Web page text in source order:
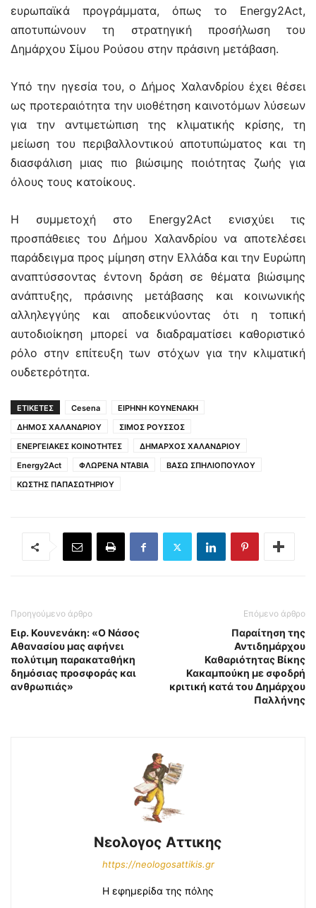
ευρωπαϊκά προγράμματα, όπως το Energy2Act,
αποτυπώνουν τη στρατηγική προσήλωση του
Δημάρχου Σίμου Ρούσου στην πράσινη μετάβαση.
Υπό την ηγεσία του, ο Δήμος Χαλανδρίου έχει θέσει
ως προτεραιότητα την υιοθέτηση καινοτόμων λύσεων
για την αντιμετώπιση της κλιματικής κρίσης, τη
μείωση του περιβαλλοντικού αποτυπώματος και τη
διασφάλιση μιας πιο βιώσιμης ποιότητας ζωής για
όλους τους κατοίκους.
Η συμμετοχή στο Energy2Act ενισχύει τις
προσπάθειες του Δήμου Χαλανδρίου να αποτελέσει
παράδειγμα προς μίμηση στην Ελλάδα και την Ευρώπη
αναπτύσσοντας έντονη δράση σε θέματα βιώσιμης
ανάπτυξης, πράσινης μετάβασης και κοινωνικής
αλληλεγγύης και αποδεικνύοντας ότι η τοπική
αυτοδιοίκηση μπορεί να διαδραματίσει καθοριστικό
ρόλο στην επίτευξη των στόχων για την κλιματική
ουδετερότητα.
ΕΤΙΚΕΤΕΣ Cesena
ΕΙΡΗΝΗ ΚΟΥΝΕΝΑΚΗ
ΔΗΜΟΣ ΧΑΛΑΝΔΡΙΟΥ
ΣΙΜΟΣ ΡΟΥΣΣΟΣ
ΕΝΕΡΓΕΙΑΚΕΣ ΚΟΙΝΟΤΗΤΕΣ
ΔΗΜΑΡΧΟΣ ΧΑΛΑΝΔΡΙΟΥ
Energy2Act
ΦΛΩΡΕΝΑ ΝΤΑΒΙΑ
ΒΑΣΩ ΣΠΗΛΙΟΠΟΥΛΟΥ
ΚΩΣΤΗΣ ΠΑΠΑΣΩΤΗΡΙΟΥ
Προηγούμενο άρθρο
Ειρ. Κουνενάκη: «Ο Νάσος
Αθανασίου μας αφήνει
πολύτιμη παρακαταθήκη
δημόσιας προσφοράς και
ανθρωπιάς»
Επόμενο άρθρο
Παραίτηση της
Αντιδημάρχου
Καθαριότητας Βίκης
Κακαμπούκη με σφοδρή
κριτική κατά του Δημάρχου
Παλλήνης
Νεολογος Αττικης
https://neologosattikis.gr
Η εφημερίδα της πόλης